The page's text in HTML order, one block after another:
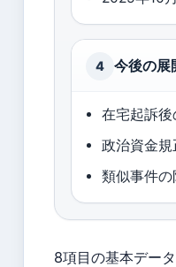
4 今後の展
在宅起訴
政治資金
類似事件
8項目の基本デー